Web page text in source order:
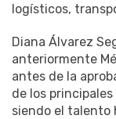
logísticos,
Diana Álvarez
anteriormente
antes de la
de los
siendo el talento